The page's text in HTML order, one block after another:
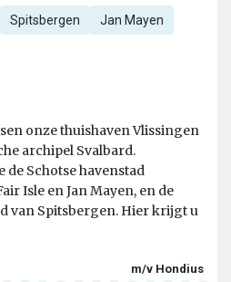
Spitsbergen Jan Mayen
onze thuishaven Vlissingen
archipel Svalbard.
de Schotse havenstad
Isle en Jan Mayen, en de
van Spitsbergen. Hier krijgt u
m/v Hondius